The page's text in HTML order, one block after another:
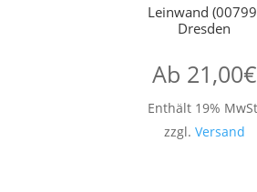
Leinwand
Dresden
Ab 21,00€
Enthält 19%
zzgl. Versand